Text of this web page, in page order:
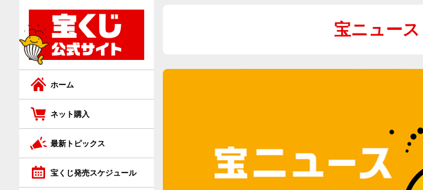
ホーム
ネット購入
最新トピックス
宝くじ発売スケジュール
宝ニュース